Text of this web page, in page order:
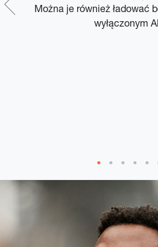
Można je również ładować
wyłączonym